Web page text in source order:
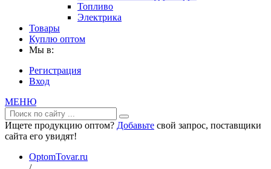
Топливо
Электрика
Товары
Куплю оптом
Мы в:
Регистрация
Вход
МЕНЮ
Ищете продукцию оптом? Добавьте свой запрос, поставщики
сайта его увидят!
OptomTovar.ru